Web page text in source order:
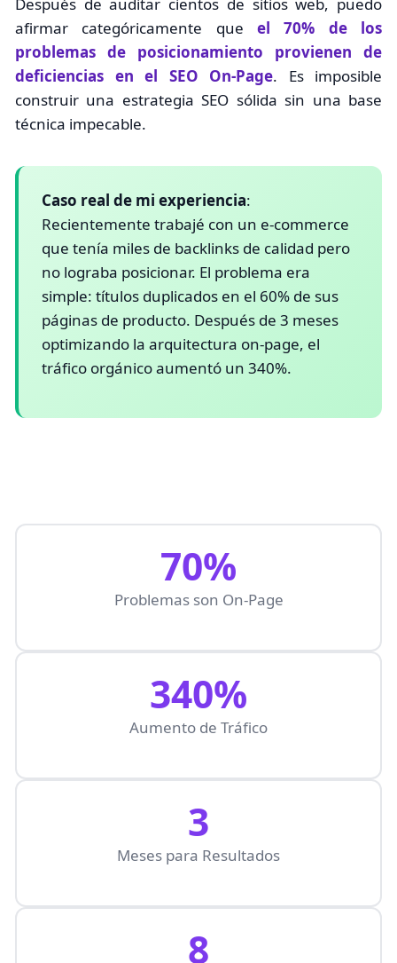
afirmar categóricamente que el 70% de los
problemas de posicionamiento provienen de
deficiencias en el SEO On-Page. Es imposible
construir una estrategia SEO sólida sin una base
técnica impecable.
Caso real de mi experiencia:
Recientemente trabajé con un e-commerce
que tenía miles de backlinks de calidad pero
no lograba posicionar. El problema era
simple: títulos duplicados en el 60% de sus
páginas de producto. Después de 3 meses
optimizando la arquitectura on-page, el
tráfico orgánico aumentó un 340%.
70%
Problemas son On-Page
340%
Aumento de Tráfico
3
Meses para Resultados
8